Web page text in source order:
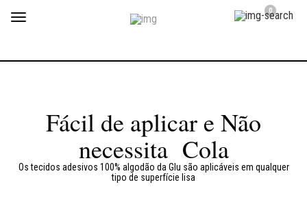
Toggle
0
Fácil de aplicar e Não
necessita Cola
Os tecidos adesivos 100% algodão da Glu são aplicáveis em qualquer
tipo de superfície lisa